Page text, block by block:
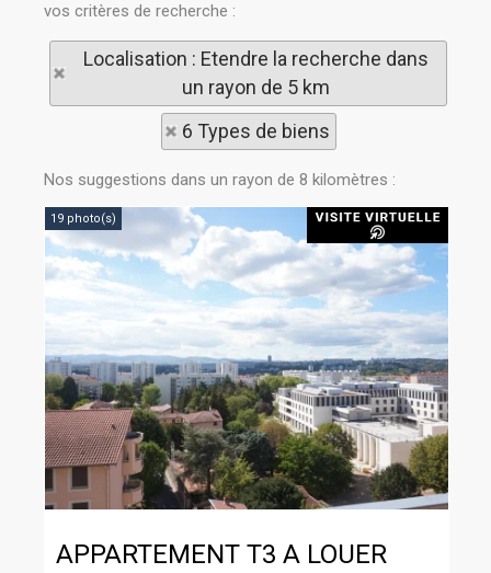
vos critères de recherche :
Localisation : Etendre la recherche dans
un rayon de 5 km
6 Types de biens
Nos suggestions dans un rayon de 8 kilomètres :
19 photo(s)
APPARTEMENT T3 A LOUER